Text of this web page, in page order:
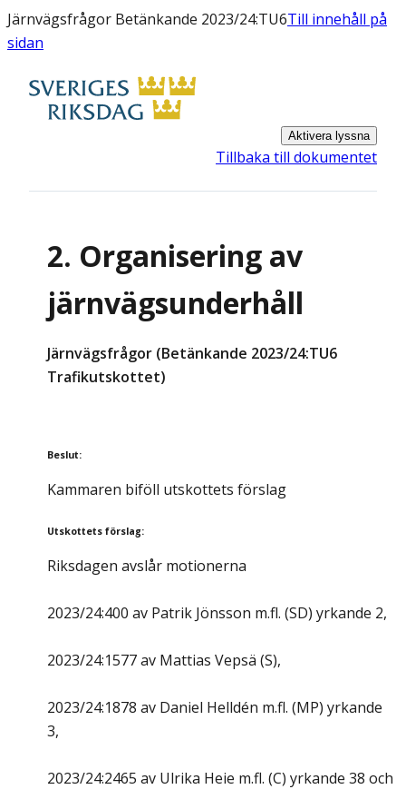
Järnvägsfrågor Betänkande 2023/24:TU6Till innehåll på
sidan
Aktivera lyssna
Tillbaka till dokumentet
2. Organisering av
järnvägsunderhåll
Järnvägsfrågor (Betänkande 2023/24:TU6
Trafikutskottet)
Beslut:
Kammaren biföll utskottets förslag
Utskottets förslag:
Riksdagen avslår motionerna
2023/24:400 av Patrik Jönsson m.fl. (SD) yrkande 2,
2023/24:1577 av Mattias Vepsä (S),
2023/24:1878 av Daniel Helldén m.fl. (MP) yrkande
3,
2023/24:2465 av Ulrika Heie m.fl. (C) yrkande 38 och